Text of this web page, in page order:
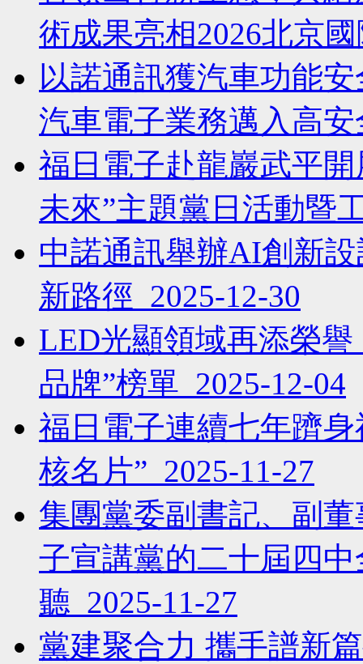
術成果亮相2026北京
以諾通訊獲汽車功能
汽車電子業務邁入高
福日電子赴龍巖武平
未來”主題黨日活動暨
中諾通訊舉辦AI創新
新路徑 2025-12-30
LED光顯領域再添榮
品牌”榜單 2025-12-04
福日電子連續七年躋
核名片” 2025-11-27
集團黨委副書記、副
子宣講黨的二十屆四
聽 2025-11-27
黨建聚合力 攜手譜新